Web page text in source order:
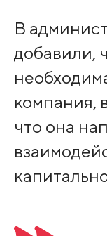
В
добавили,
компания,
что она